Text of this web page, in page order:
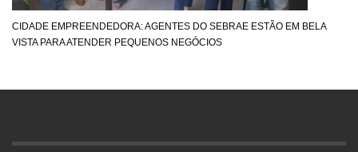
CIDADE EMPREENDEDORA: AGENTES DO SEBRAE ESTÃO EM BELA
VISTA PARA ATENDER PEQUENOS NEGÓCIOS